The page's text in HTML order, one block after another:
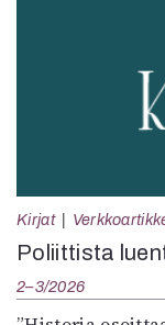
Kirjat
Poliittista
2–3/2026